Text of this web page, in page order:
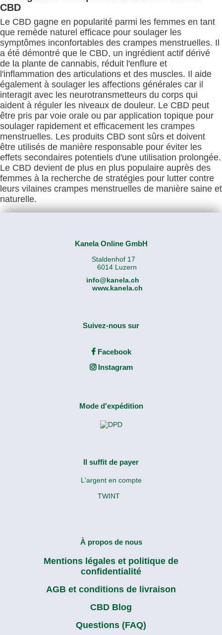
CBD
Le CBD gagne en popularité parmi les femmes en tant
que remède naturel efficace pour soulager les
symptômes inconfortables des crampes menstruelles. Il
a été démontré que le CBD, un ingrédient actif dérivé
de la plante de cannabis, réduit l'enflure et
l'inflammation des articulations et des muscles. Il aide
également à soulager les affections générales car il
interagit avec les neurotransmetteurs du corps qui
aident à réguler les niveaux de douleur. Le CBD peut
être pris par voie orale ou par application topique pour
soulager rapidement et efficacement les crampes
menstruelles. Les produits CBD sont sûrs et doivent
être utilisés de manière responsable pour éviter les
effets secondaires potentiels d'une utilisation prolongée.
Le CBD devient de plus en plus populaire auprès des
femmes à la recherche de stratégies pour lutter contre
leurs vilaines crampes menstruelles de manière saine et
naturelle.
Kanela Online GmbH
Staldenhof 17
6014 Luzern
info@kanela.ch
www.kanela.ch
Suivez-nous sur
Facebook
Instagram
Mode d'expédition
Il suffit de payer
L'argent en compte
TWINT
À propos de nous
Mentions légales et politique de
confidentialité
AGB et conditions de livraison
CBD Blog
Questions (FAQ)